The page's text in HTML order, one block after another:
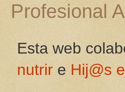
Profesional
Esta web
nutrir e Hij@s